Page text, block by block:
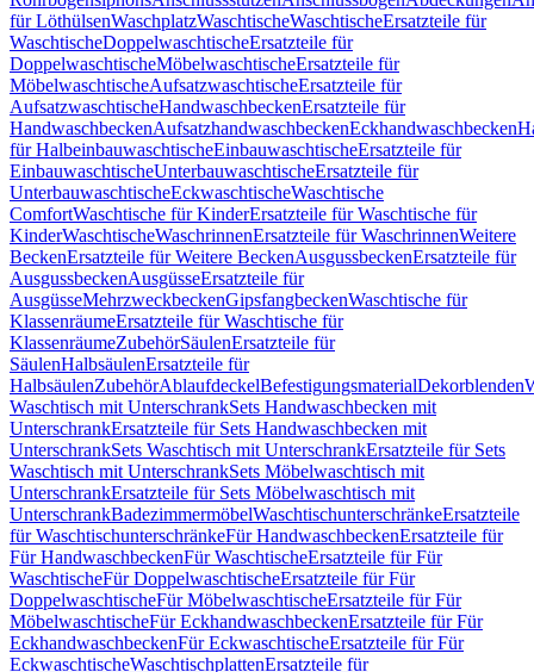
für LöthülsenWaschplatzWaschtischeWaschtischeErsatzteile für
WaschtischeDoppelwaschtischeErsatzteile für
DoppelwaschtischeMöbelwaschtischeErsatzteile für
MöbelwaschtischeAufsatzwaschtischeErsatzteile für
AufsatzwaschtischeHandwaschbeckenErsatzteile für
HandwaschbeckenAufsatzhandwaschbeckenEckhandwaschbecken
für HalbeinbauwaschtischeEinbauwaschtischeErsatzteile für
EinbauwaschtischeUnterbauwaschtischeErsatzteile für
UnterbauwaschtischeEckwaschtischeWaschtische
ComfortWaschtische für KinderErsatzteile für Waschtische für
KinderWaschtischeWaschrinnenErsatzteile für WaschrinnenWeitere
BeckenErsatzteile für Weitere BeckenAusgussbeckenErsatzteile für
AusgussbeckenAusgüsseErsatzteile für
AusgüsseMehrzweckbeckenGipsfangbeckenWaschtische für
KlassenräumeErsatzteile für Waschtische für
KlassenräumeZubehörSäulenErsatzteile für
SäulenHalbsäulenErsatzteile für
HalbsäulenZubehörAblaufdeckelBefestigungsmaterialDekorblenden
Waschtisch mit UnterschrankSets Handwaschbecken mit
UnterschrankErsatzteile für Sets Handwaschbecken mit
UnterschrankSets Waschtisch mit UnterschrankErsatzteile für Sets
Waschtisch mit UnterschrankSets Möbelwaschtisch mit
UnterschrankErsatzteile für Sets Möbelwaschtisch mit
UnterschrankBadezimmermöbelWaschtischunterschränkeErsatzteile
für WaschtischunterschränkeFür HandwaschbeckenErsatzteile für
Für HandwaschbeckenFür WaschtischeErsatzteile für Für
WaschtischeFür DoppelwaschtischeErsatzteile für Für
DoppelwaschtischeFür MöbelwaschtischeErsatzteile für Für
MöbelwaschtischeFür EckhandwaschbeckenErsatzteile für Für
EckhandwaschbeckenFür EckwaschtischeErsatzteile für Für
EckwaschtischeWaschtischplattenErsatzteile für